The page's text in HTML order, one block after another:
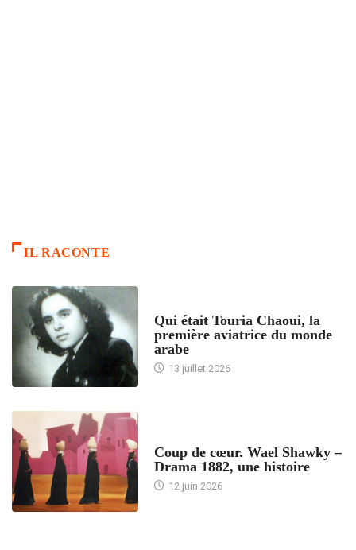
IL RACONTE
Qui était Touria Chaoui, la
première aviatrice du monde
arabe
13 juillet 2026
Coup de cœur. Wael Shawky –
Drama 1882, une histoire
12 juin 2026